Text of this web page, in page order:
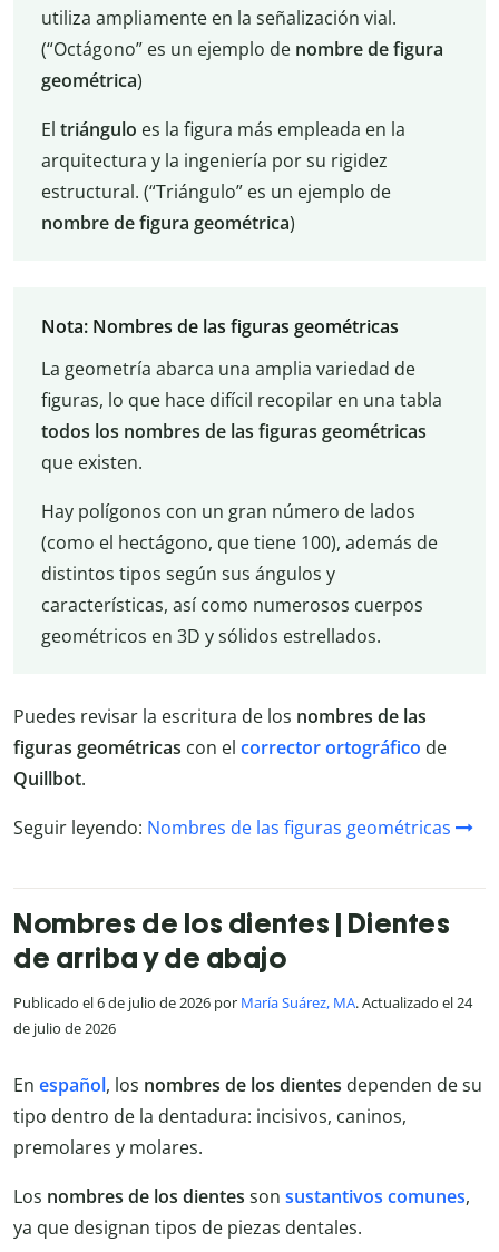
utiliza ampliamente en la señalización vial.
(“Octágono” es un ejemplo de nombre de figura
geométrica)
El triángulo es la figura más empleada en la
arquitectura y la ingeniería por su rigidez
estructural. (“Triángulo” es un ejemplo de
nombre de figura geométrica)
Nota: Nombres de las figuras geométricas
La geometría abarca una amplia variedad de
figuras, lo que hace difícil recopilar en una tabla
todos los nombres de las figuras geométricas
que existen.
Hay polígonos con un gran número de lados
(como el hectágono, que tiene 100), además de
distintos tipos según sus ángulos y
características, así como numerosos cuerpos
geométricos en 3D y sólidos estrellados.
Puedes revisar la escritura de los nombres de las
figuras geométricas con el corrector ortográfico de
Quillbot.
Seguir leyendo: Nombres de las figuras geométricas
Nombres de los dientes | Dientes
de arriba y de abajo
Publicado el 6 de julio de 2026 por María Suárez, MA. Actualizado el 24
de julio de 2026
En español, los nombres de los dientes dependen de su
tipo dentro de la dentadura: incisivos, caninos,
premolares y molares.
Los nombres de los dientes son sustantivos comunes,
ya que designan tipos de piezas dentales.